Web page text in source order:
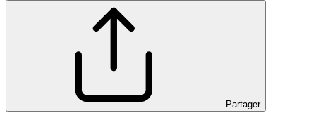
Partager